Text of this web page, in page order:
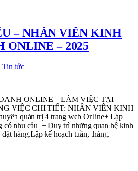
– NHÂN VIÊN KINH
ONLINE – 2025
Tin tức
ONLINE – LÀM VIỆC TẠI
VIỆC CHI TIẾT: NHÂN VIÊN KINH
quản trị 4 trang web Online+ Lập
có nhu cầu + Duy trì những quan hệ kinh
hàng.Lập kế hoạch tuần, tháng. +